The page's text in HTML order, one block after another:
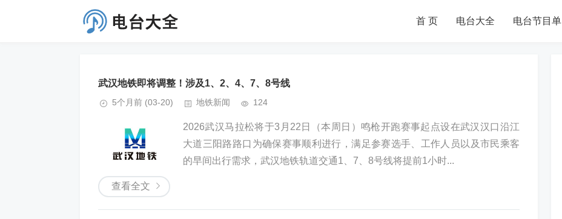
首 页 电台大全 电台节目单
武汉地铁即将调整！涉及1、2、4、7、8号线
5个月前 (03-20) 地铁新闻 124
2026武汉马拉松将于3月22日（本周日）鸣枪开跑赛事起点设在武汉汉口沿江
大道三阳路路口为确保赛事顺利进行，满足参赛选手、工作人员以及市民乘客
的早间出行需求，武汉地铁轨道交通1、7、8号线将提前1小时...
查看全文